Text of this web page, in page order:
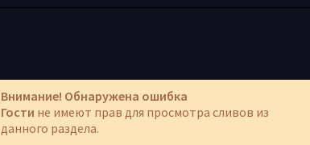
Внимание! Обнаружена ошибка
Гости не имеют прав для просмотра сливов из
данного раздела.